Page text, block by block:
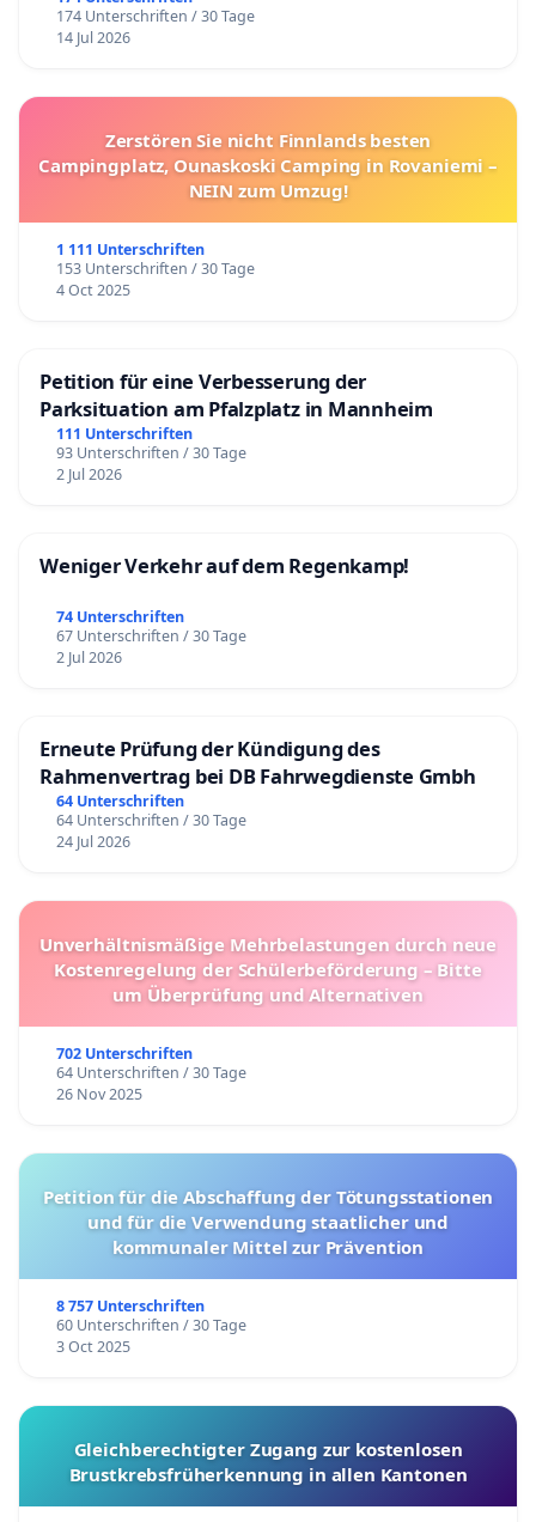
174 Unterschriften / 30 Tage
14 Jul 2026
Zerstören Sie nicht Finnlands besten
Campingplatz, Ounaskoski Camping in Rovaniemi –
NEIN zum Umzug!
1 111 Unterschriften
153 Unterschriften / 30 Tage
4 Oct 2025
Petition für eine Verbesserung der
Parksituation am Pfalzplatz in Mannheim
111 Unterschriften
93 Unterschriften / 30 Tage
2 Jul 2026
Weniger Verkehr auf dem Regenkamp!
74 Unterschriften
67 Unterschriften / 30 Tage
2 Jul 2026
Erneute Prüfung der Kündigung des
Rahmenvertrag bei DB Fahrwegdienste Gmbh
64 Unterschriften
64 Unterschriften / 30 Tage
24 Jul 2026
Unverhältnismäßige Mehrbelastungen durch neue
Kostenregelung der Schülerbeförderung – Bitte
um Überprüfung und Alternativen
702 Unterschriften
64 Unterschriften / 30 Tage
26 Nov 2025
Petition für die Abschaffung der Tötungsstationen
und für die Verwendung staatlicher und
kommunaler Mittel zur Prävention
8 757 Unterschriften
60 Unterschriften / 30 Tage
3 Oct 2025
Gleichberechtigter Zugang zur kostenlosen
Brustkrebsfrüherkennung in allen Kantonen